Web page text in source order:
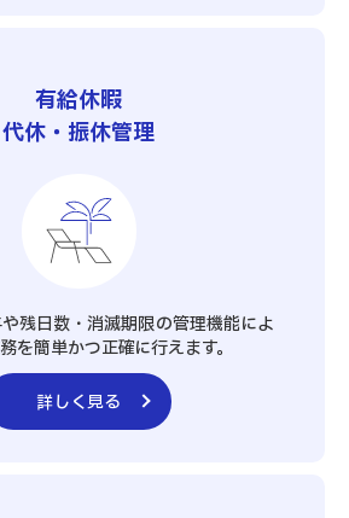
有給休暇
代休・振休管理
残日数・消滅期限の管理機能によ
を簡単かつ正確に行えます。
詳しく見る